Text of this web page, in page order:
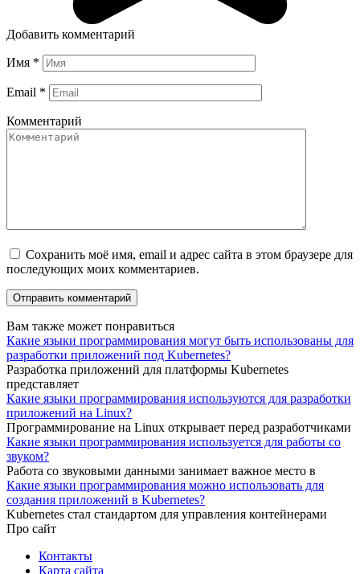
Добавить комментарий
Имя *
Email *
Комментарий
Сохранить моё имя, email и адрес сайта в этом браузере для
последующих моих комментариев.
Вам также может понравиться
Какие языки программирования могут быть использованы для
разработки приложений под Kubernetes?
Разработка приложений для платформы Kubernetes
представляет
Какие языки программирования используются для разработки
приложений на Linux?
Программирование на Linux открывает перед разработчиками
Какие языки программирования используется для работы со
звуком?
Работа со звуковыми данными занимает важное место в
Какие языки программирования можно использовать для
создания приложений в Kubernetes?
Kubernetes стал стандартом для управления контейнерами
Про сайт
Контакты
Карта сайта